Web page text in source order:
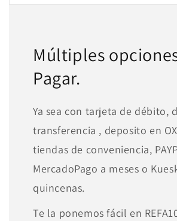
Múltiples
Pagar.
Ya sea con tarjeta de débito,
transferencia , deposito en
tiendas de conveniencia,
MercadoPago a meses o
quincenas.
Te la ponemos fácil en